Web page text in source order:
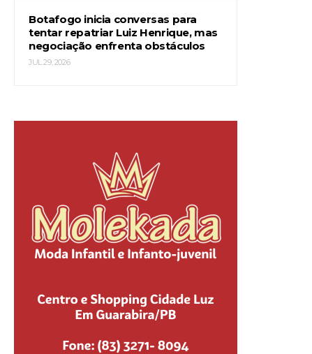
Botafogo inicia conversas para
tentar repatriar Luiz Henrique, mas
negociação enfrenta obstáculos
JUL 29, 2026